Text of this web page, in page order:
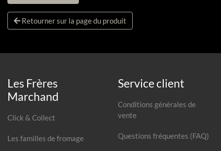
Retourner sur la page du produit
Les Frères
Marchand
Click & Collect
Les familles de fromage
Service client
Conditions générales de
vente
Questions fréquentes (FAQ)